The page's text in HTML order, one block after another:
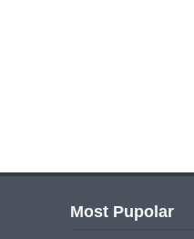
Most Pupolar